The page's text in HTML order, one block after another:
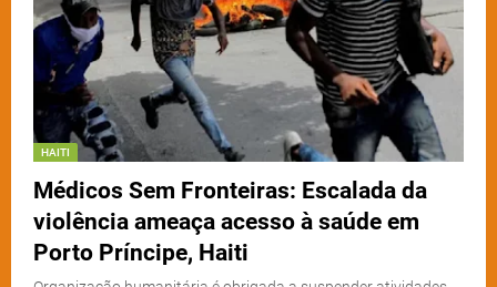
HAITI
Médicos Sem Fronteiras: Escalada da
violência ameaça acesso à saúde em
Porto Príncipe, Haiti